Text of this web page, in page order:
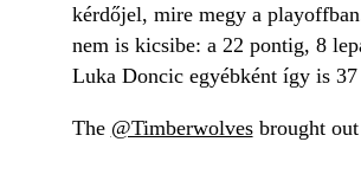
kérdőjel, mire megy a
nem is kicsibe: a 22 pontig, 8
Luka Doncic egyébként így is
The @Timberwolvesbrought